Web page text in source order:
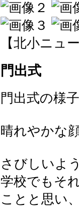
【北小ニュ
門出式
門出式の様
晴れやかな
さびしいよ
学校でもそ
ことと思い